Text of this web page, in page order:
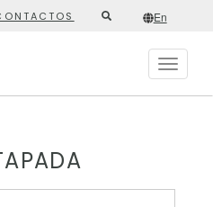
En
Toggle